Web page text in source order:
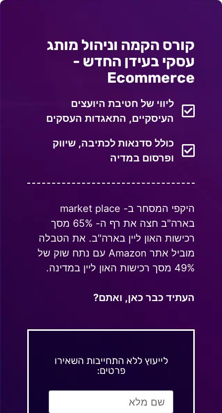
קורס הקמה וניהול מותג
עסקי בעידן החדש -
Ecommerce
ליווי של חטיבת היועצים
העיסקיים, התאגדות העסקים
כולל סדנאות לכתיבה, שיווק
ופרסום במדיה
היקפי המסחר ב- market place
בארה"ב חצה את רף ה- 65% מסך
רכישות האון ליין בארה"ב. את הטבלה
מוביל אתר Amazon עם נתח שוק של
49% מסך רכישות האון ליין במדינה.
העתיד כבר כאן, ואתם?
לייעוץ ללא התחייבות השאירו
פרטים: